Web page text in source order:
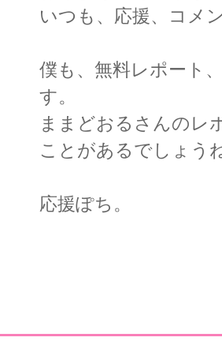
いつも、応援、コメ
僕も、無料レポート
す。
ままどおるさんのレ
ことがあるでしょう
応援ぽち。